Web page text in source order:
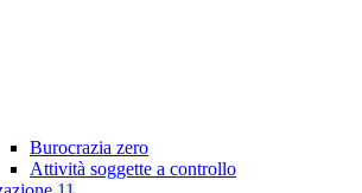
Burocrazia zero
Attività soggette a controllo